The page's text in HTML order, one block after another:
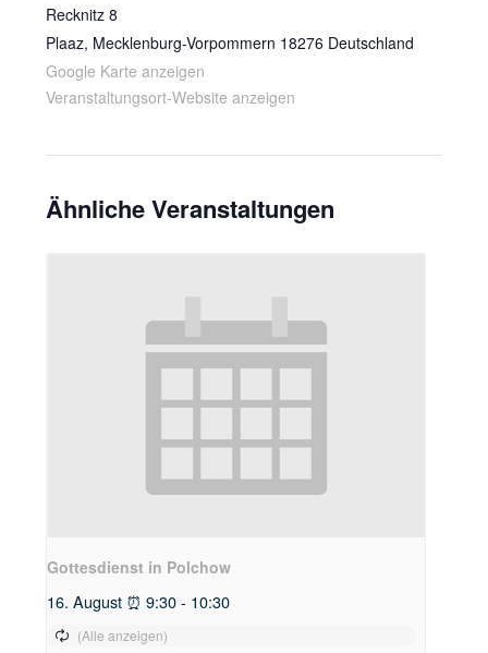
Recknitz 8
Plaaz, Mecklenburg-Vorpommern 18276 Deutschland
Google Karte anzeigen
Veranstaltungsort-Website anzeigen
Ähnliche Veranstaltungen
Gottesdienst in Polchow
16. August ⏰ 9:30 - 10:30